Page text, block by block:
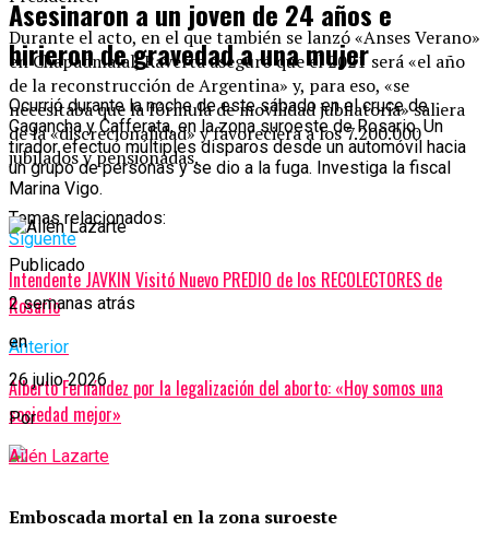
Durante el acto, en el que también se lanzó «Anses Verano»
en Chapadmalal, Raverta aseguró que el 2021 será «el año
de la reconstrucción de Argentina» y, para eso, «se
necesitaba que la fórmula de movilidad jubilatoria» saliera
de la «discrecionalidad» y favoreciera a los 7.200.000
jubilados y pensionadas.
Temas relacionados:
Siguente
Intendente JAVKIN Visitó Nuevo PREDIO de los RECOLECTORES de
Rosario
Anterior
Alberto Fernández por la legalización del aborto: «Hoy somos una
sociedad mejor»
Asesinaron a un joven de 24 años e
hirieron de gravedad a una mujer
Ocurrió durante la noche de este sábado en el cruce de
Cagancha y Cafferata, en la zona suroeste de Rosario. Un
tirador efectuó múltiples disparos desde un automóvil hacia
un grupo de personas y se dio a la fuga. Investiga la fiscal
Marina Vigo.
Publicado
2 semanas atrás
en
26 julio 2026
Por
Ailén Lazarte
Emboscada mortal en la zona suroeste